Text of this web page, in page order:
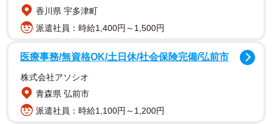
香川県 宇多津町
派遣社員：時給1,400円～1,500円
医療事務/無資格OK/土日休/社会保険完備/弘前市
株式会社アソシオ
青森県 弘前市
派遣社員：時給1,100円～1,200円